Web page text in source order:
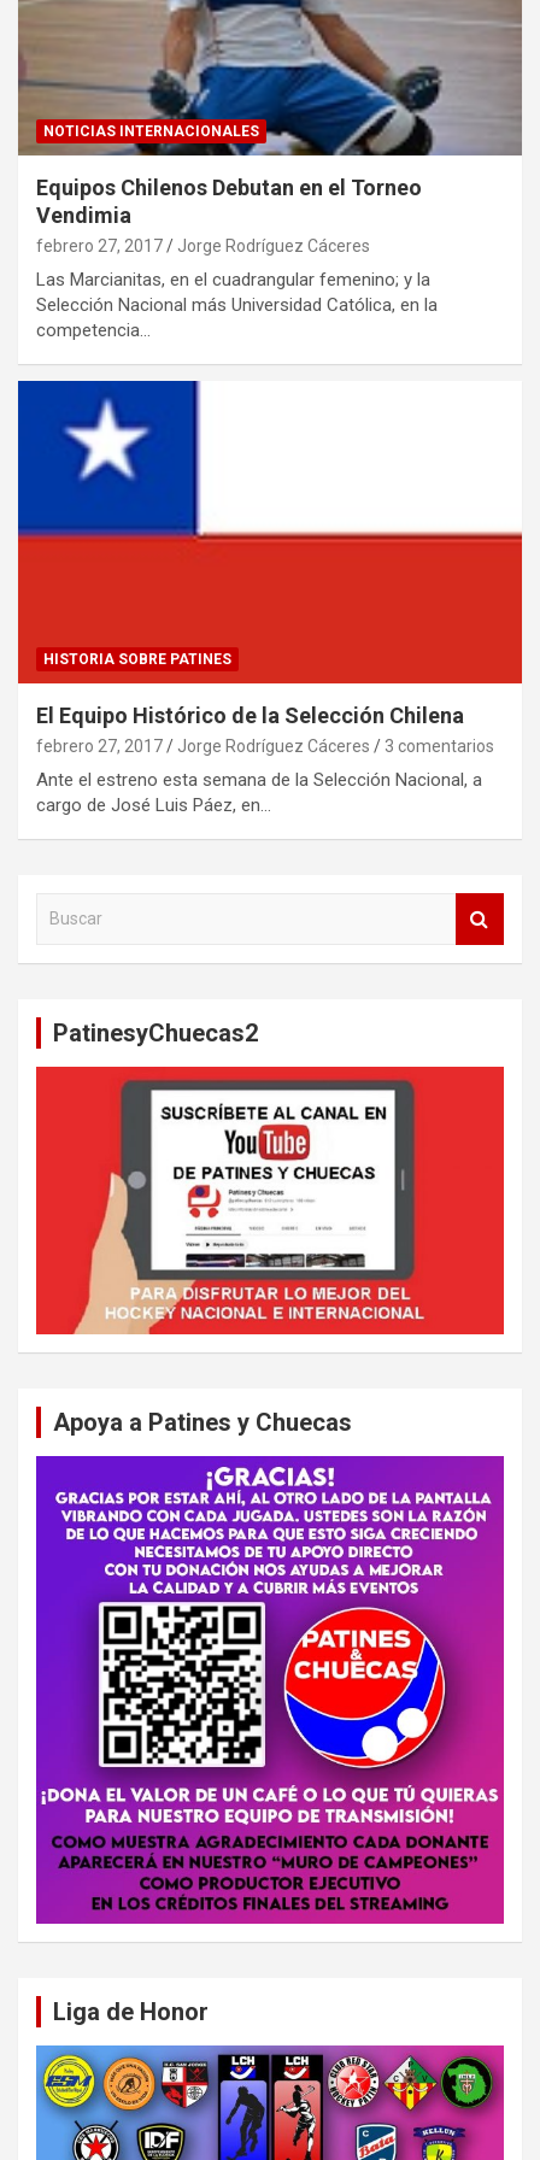
NOTICIAS INTERNACIONALES
Equipos Chilenos Debutan en el Torneo
Vendimia
febrero 27, 2017 Jorge Rodríguez Cáceres
Las Marcianitas, en el cuadrangular femenino; y la
Selección Nacional más Universidad Católica, en la
competencia…
HISTORIA SOBRE PATINES
El Equipo Histórico de la Selección Chilena
febrero 27, 2017 Jorge Rodríguez Cáceres 3 comentarios
Ante el estreno esta semana de la Selección Nacional, a
cargo de José Luis Páez, en…
PatinesyChuecas2
Apoya a Patines y Chuecas
Liga de Honor